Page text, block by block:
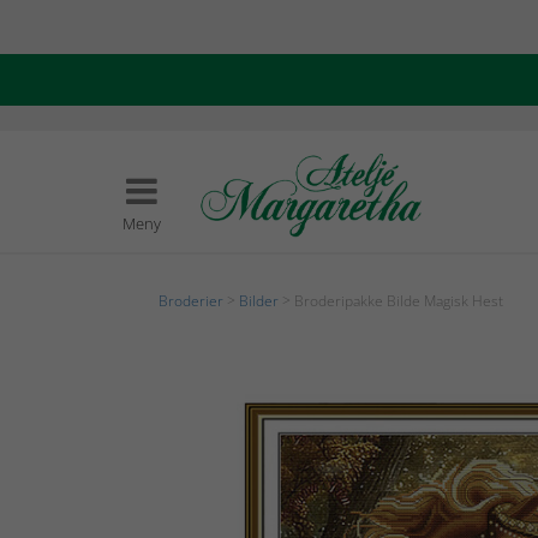
Meny
Broderier Bilder > Broderipakke Bilde Magisk Hest